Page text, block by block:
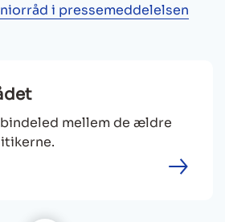
i pressemeddelelsen
mellem de ældre